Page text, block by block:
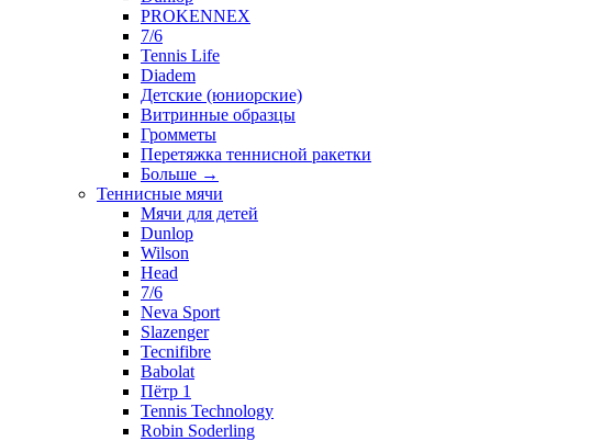
PROKENNEX
7/6
Tennis Life
Diadem
Детские (юниорские)
Витринные образцы
Громметы
Перетяжка теннисной ракетки
Больше →
Теннисные мячи
Мячи для детей
Dunlop
Wilson
Head
7/6
Neva Sport
Slazenger
Tecnifibre
Babolat
Пётр 1
Tennis Technology
Robin Soderling